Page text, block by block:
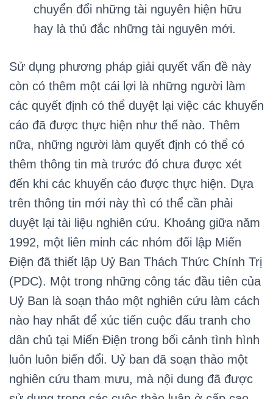
chuyển đổi những tài nguyên hiện hữu
hay là thủ đắc những tài nguyên mới.
Sử dụng phương pháp giải quyết vấn đề này
còn có thêm một cái lợi là những người làm
các quyết định có thể duyệt lại việc các khuyến
cáo đã được thực hiện như thế nào. Thêm
nữa, những người làm quyết định có thể có
thêm thông tin mà trước đó chưa được xét
đến khi các khuyến cáo được thực hiện. Dựa
trên thông tin mới này thì có thể cần phải
duyệt lại tài liệu nghiên cứu. Khoảng giữa năm
1992, một liên minh các nhóm đối lập Miến
Điện đã thiết lập Uỷ Ban Thách Thức Chính Trị
(PDC). Một trong những công tác đầu tiên của
Uỷ Ban là soạn thảo một nghiên cứu làm cách
nào hay nhất để xúc tiến cuộc đấu tranh cho
dân chủ tại Miến Điện trong bối cảnh tình hình
luôn luôn biến đổi. Uỷ ban đã soạn thảo một
nghiên cứu tham mưu, mà nội dung đã được